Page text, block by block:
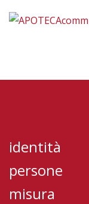
identità
persone
misura